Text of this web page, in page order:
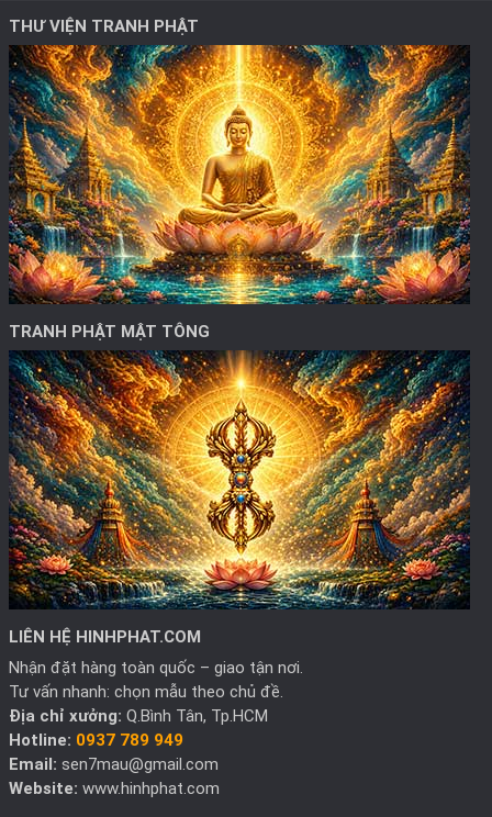
THƯ VIỆN TRANH PHẬT
TRANH PHẬT MẬT TÔNG
LIÊN HỆ HINHPHAT.COM
Nhận đặt hàng toàn quốc – giao tận nơi.
Tư vấn nhanh: chọn mẫu theo chủ đề.
Địa chỉ xưởng: Q.Bình Tân, Tp.HCM
Hotline: 0937 789 949
Email: sen7mau@gmail.com
Website: www.hinhphat.com